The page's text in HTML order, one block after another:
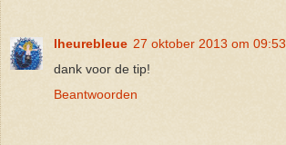
lheurebleue 27 oktober 2013 om 09:53
dank voor de tip!
Beantwoorden